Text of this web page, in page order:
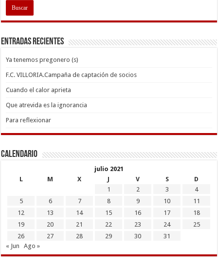
Entradas recientes
Ya tenemos pregonero (s)
F.C. VILLORIA.Campaña de captación de socios
Cuando el calor aprieta
Que atrevida es la ignorancia
Para reflexionar
Calendario
julio 2021
L
M X J V S
D
1
2 3
4
5
6 7 8 9 10
11
12
13 14 15 16 17
18
19
20 21 22 23 24
25
26
27 28 29 30
31
« Jun
Ago »